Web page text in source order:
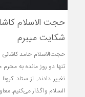
حجت الاسلام
شکایت میبرم
حجت‌الاسلام حامد کاشانی
تنها دو روز مانده به
تغییر دادند. از ستاد
السلام واگذار می‌کنیم.